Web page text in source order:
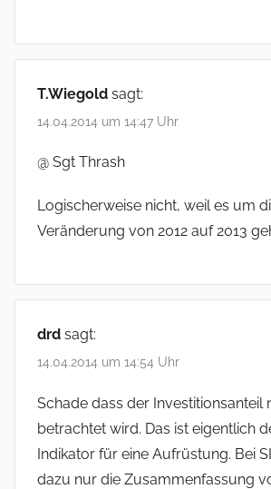
T.Wiegold sagt:
14.04.2014 um 14:47 Uhr
@ Sgt Thrash
Logischerweise nicht, weil es um
Veränderung von 2012 auf 2013
drd sagt:
14.04.2014 um 14:54 Uhr
Schade dass der Investitionsanteil
betrachtet wird. Das ist eigentlich
Indikator für eine Aufrüstung. Bei
dazu nur die Zusammenfassung